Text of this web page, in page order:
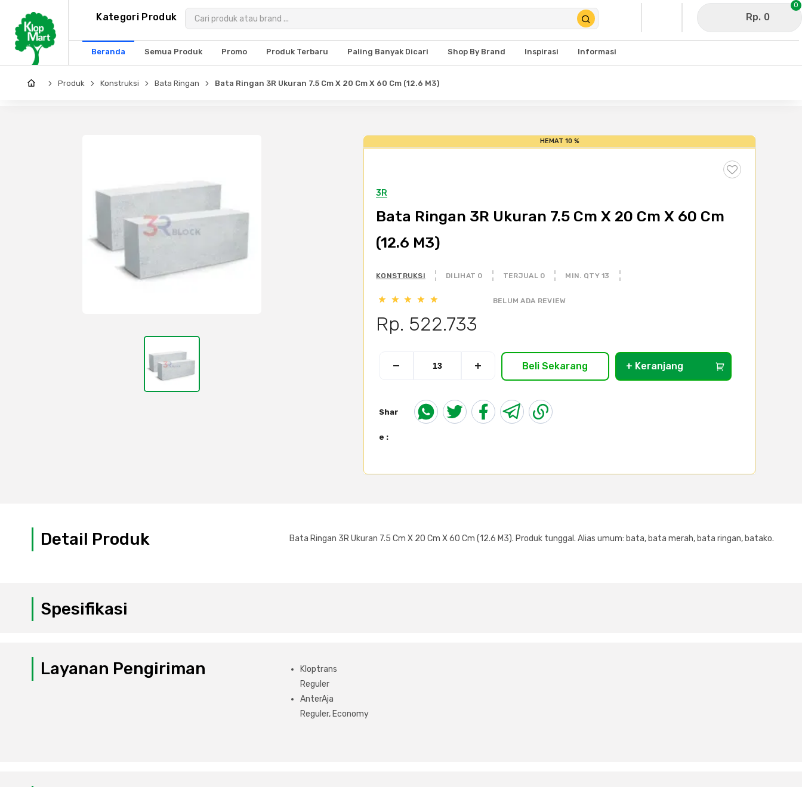
Kategori Produk Rp. 0
0
Beranda Semua Produk Promo Produk Terbaru Paling Banyak Dicari Shop By Brand Inspirasi Informasi
Kategori
Produk
Arsitektur
Produk Konstruksi Bata Ringan Bata Ringan 3R Ukuran 7.5 Cm X 20 Cm X 60 Cm (12.6 M3)
HEMAT 10 %
3R
Bata Ringan 3R Ukuran 7.5 Cm X 20 Cm X 60 Cm
(12.6 M3)
KONSTRUKSI DILIHAT 0 TERJUAL 0 MIN. QTY 13
BELUM ADA REVIEW
Rp. 522.733
Beli Sekarang + Keranjang
Shar
e :
Detail Produk Bata Ringan 3R Ukuran 7.5 Cm X 20 Cm X 60 Cm (12.6 M3). Produk tunggal. Alias umum: bata, bata merah, bata ringan, batako.
Spesifikasi
Layanan Pengiriman
Kloptrans
Reguler
AnterAja
Reguler, Economy